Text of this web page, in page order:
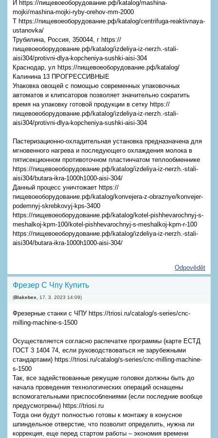
И https://пищевоеоборудование.рф/katalog/mashina-
mojki/mashina-mojki-ryby-orehov-mm-2000
Т https://пищевоеоборудование.рф/katalog/centrifuga-reaktivnaya-
ustanovka/
Трубилина, Россия, 350044, г https://
пищевоеоборудование.рф/katalog/izdeliya-iz-nerzh.-stali-
aisi304/protivni-dlya-kopcheniya-sushki-aisi-304
Краснодар, ул https://пищевоеоборудование.рф/katalog/
Калинина 13 ПРОГРЕССИВНЫЕ
Упаковка овощей с помощью современных упаковочных
автоматов и клипсаторов позволяет значительно сократить
время на упаковку готовой продукции в сетку https://
пищевоеоборудование.рф/katalog/izdeliya-iz-nerzh.-stali-
aisi304/protivni-dlya-kopcheniya-sushki-aisi-304
Пастеризационно-охладительная установка предназначена для
мгновенного нагрева и последующего охлаждения молока в
пятисекционном противоточном пластинчатом теплообменнике
https://пищевоеоборудование.рф/katalog/izdeliya-iz-nerzh.-stali-
aisi304/butara-ikra-1000h1000-aisi-304/
Данный процесс уничтожает https://
пищевоеоборудование.рф/katalog/konvejera-z-obraznye/konvejer-
podemnyj-skrebkovyj-kps-3400
https://пищевоеоборудование.рф/katalog/kotel-pishhevarochnyj-s-
meshalkoj-kpm-100/kotel-pishhevarochnyj-s-meshalkoj-kpm-r-100
https://пищевоеоборудование.рф/katalog/izdeliya-iz-nerzh.-stali-
aisi304/butara-ikra-1000h1000-aisi-304/
Odpovědět
Фрезер С Чпу Купить
(Blakebex 17. 3. 2023 14:09)
Фрезерные станки с ЧПУ https://triosi.ru/catalog/s-series/cnc-
milling-machine-s-1500
Осуществляется согласно распечатке программы (карте ЕСТД
ГОСТ 3 1404 74, если руководствоваться не зарубежными
стандартами) https://triosi.ru/catalog/s-series/cnc-milling-machine-
s-1500
Так, все задействованные режущие головки должны быть до
начала проведения технологических операций оснащены
вспомогательными приспособлениями (если последние вообще
предусмотрены) https://triosi.ru
Тогда они будут полностью готовы к монтажу в конусное
шпиндельное отверстие, что позволит определить, нужна ли
коррекция, еще перед стартом работы – экономия времени